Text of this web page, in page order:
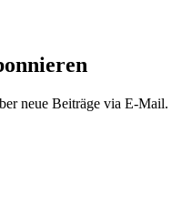
neue Beiträge via E-Mail.